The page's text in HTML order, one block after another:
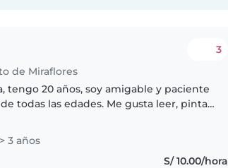
de Miraflores
3
tengo 20 años, soy amigable y paciente
todas las edades. Me gusta leer, pintar
3 años
S/ 10.00/hora